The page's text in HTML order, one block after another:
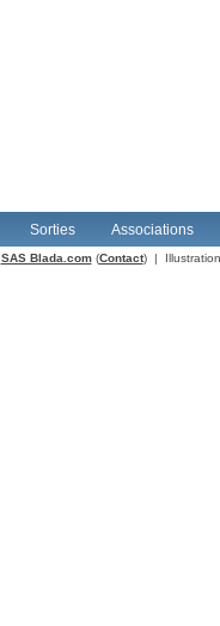
Sorties Associations
SAS Blada.com(Contact) |